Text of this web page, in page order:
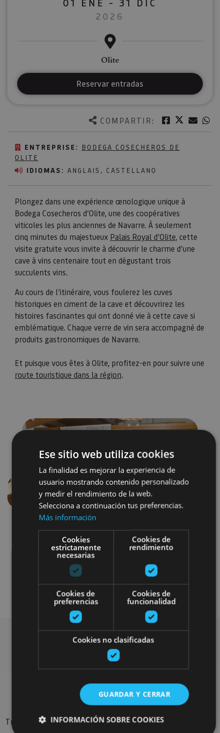
COMPARTIR: Facebook
Twitter
ENTREPRISE:
BODEGA COSECHEROS DE
OLITE
IDIOMAS: ANGLAIS, CASTELLANO
Plongez dans une expérience œnologique unique à
Bodega Cosecheros d’Olite, une des coopératives
viticoles les plus anciennes de Navarre. À seulement
cinq minutes du majestueux Palais Royal d’Olite, cette
visite gratuite vous invite à découvrir le charme d’une
cave à vins centenaire tout en dégustant trois
succulents vins.
Au cours de l’itinéraire, vous foulerez les cuves
historiques en ciment de la cave et découvrirez les
histoires fascinantes qui ont donné vie à cette cave si
emblématique. Chaque verre de vin sera accompagné de
produits gastronomiques de Navarre.
​​​​​​​Et puisque vous êtes à Olite, profitez-en pour suivre une
route touristique dans la région.
2026
Olite
Reservar entradas
Précédent
Gastronomía Enoturismo
Rechercher plus de
sorties
Trouvez des sorties et des propositions pour compléter votre
Ese sitio web utiliza cookies
La finalidad es mejorar la experiencia de
usuario mostrando contenido personalizado
y medir el rendimiento de la web.
Selecciona a continuación tus preferencias.
Más información
Cookies
estrictamente
necesarias
Cookies de
rendimiento
Cookies de
preferencias
Cookies de
funcionalidad
Cookies no clasificadas
GUARDAR Y CERRAR
INFORMACIÓN SOBRE COOKIES